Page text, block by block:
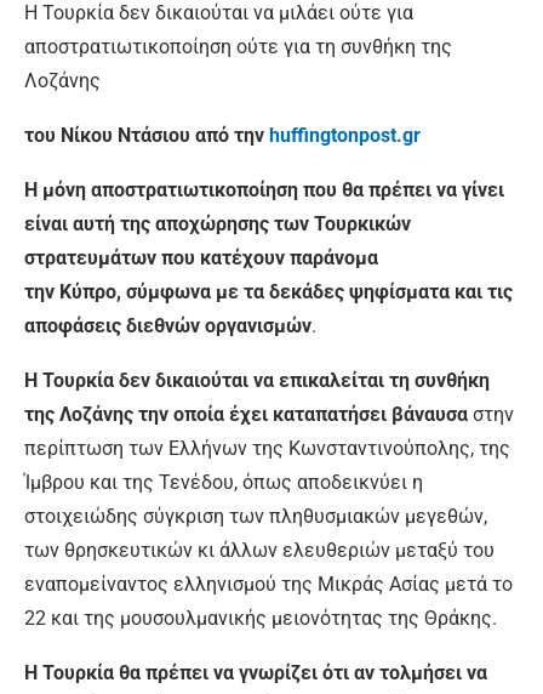
Η Τουρκία δεν δικαιούται να μιλάει ούτε για
αποστρατιωτικοποίηση ούτε για τη συνθήκη της
Λοζάνης
του Νίκου Ντάσιου από την huffingtonpost.gr
Η μόνη αποστρατιωτικοποίηση που θα πρέπει να γίνει
είναι αυτή της αποχώρησης των Τουρκικών
στρατευμάτων που κατέχουν παράνομα
την Κύπρο, σύμφωνα με τα δεκάδες ψηφίσματα και τις
αποφάσεις διεθνών οργανισμών.
Η Τουρκία δεν δικαιούται να επικαλείται τη συνθήκη
της Λοζάνης την οποία έχει καταπατήσει βάναυσα στην
περίπτωση των Ελλήνων της Κωνσταντινούπολης, της
Ίμβρου και της Τενέδου, όπως αποδεικνύει η
στοιχειώδης σύγκριση των πληθυσμιακών μεγεθών,
των θρησκευτικών κι άλλων ελευθεριών μεταξύ του
εναπομείναντος ελληνισμού της Μικράς Ασίας μετά το
22 και της μουσουλμανικής μειονότητας της Θράκης.
Η Τουρκία θα πρέπει να γνωρίζει ότι αν τολμήσει να